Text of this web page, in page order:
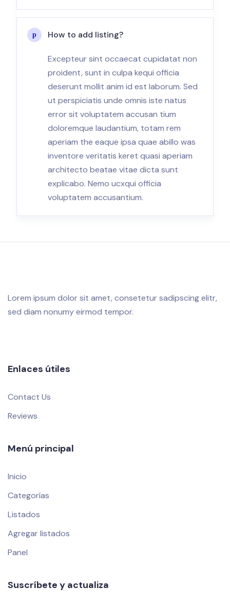
How to add listing?
Excepteur sint occaecat cupidatat non
proident, sunt in culpa kequi officia
deserunt mollit anim id est laborum. Sed
ut perspiciatis unde omnis iste natus
error sit voluptatem accusan tium
doloremque laudantium, totam rem
aperiam the eaque ipsa quae abillo was
inventore veritatis keret quasi aperiam
architecto beatae vitae dicta sunt
explicabo. Nemo ucxqui officia
voluptatem accusantium.
Lorem ipsum dolor sit amet, consetetur sadipscing elitr,
sed diam nonumy eirmod tempor.
Enlaces útiles
Contact Us
Reviews
Menú principal
Inicio
Categorías
Listados
Agregar listados
Panel
Suscríbete y actualiza